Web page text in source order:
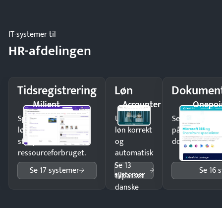
IT-systemer til
HR-afdelingen
Tidsregistrering
Milient
Spar tid på
lønberegning og få
styr på
ressourceforbruget.
Se 17 systemer
Løn
Accounter
Udbetal
løn korrekt
og
automatisk
—
tilpasset
danske
Se 13
systemer
Send
på minutter
dokumenter.
Se 16